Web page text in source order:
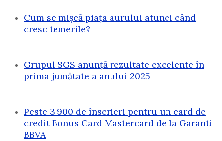
Cum se mișcă piața aurului atunci când
cresc temerile?
Grupul SGS anunță rezultate excelente în
prima jumătate a anului 2025
Peste 3.900 de înscrieri pentru un card de
credit Bonus Card Mastercard de la Garanti
BBVA